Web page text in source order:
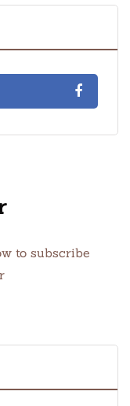
to subscribe